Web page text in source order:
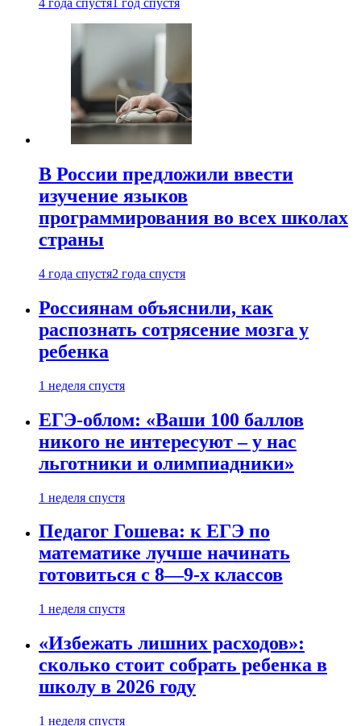
4 года спустя 1 год спустя
В России предложили ввести
изучение языков
программирования во всех школах
страны
4 года спустя2 года спустя
Россиянам объяснили, как
распознать сотрясение мозга у
ребенка
1 неделя спустя
ЕГЭ-облом: «Ваши 100 баллов
никого не интересуют – у нас
льготники и олимпиадники»
1 неделя спустя
Педагог Гошева: к ЕГЭ по
математике лучше начинать
готовиться с 8—9-х классов
1 неделя спустя
«Избежать лишних расходов»:
сколько стоит собрать ребенка в
школу в 2026 году
1 неделя спустя